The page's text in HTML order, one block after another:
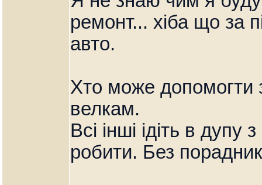
ремонт... хіба що за
авто.
Хто може допомогти
велкам.
Всі інші ідіть в
робити. Без